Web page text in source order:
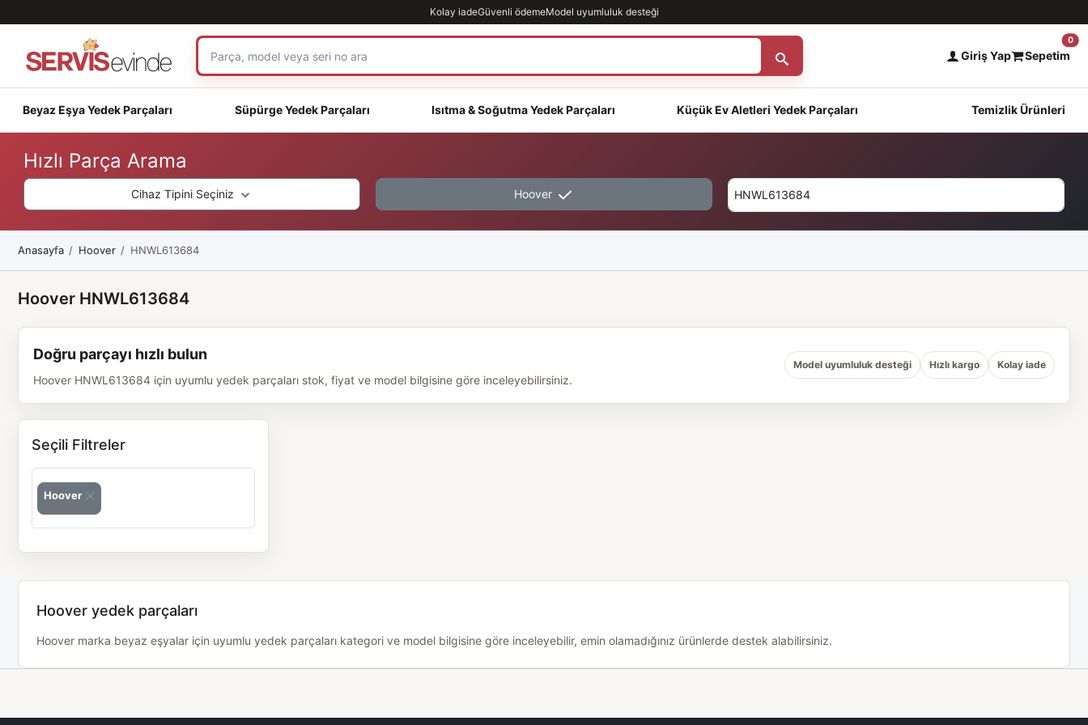
Kolay iadeGüvenli ödemeModel uyumluluk desteği
Giriş Yap Sepetim
0
Beyaz Eşya Yedek Parçaları Süpürge Yedek Parçaları Isıtma & Soğutma Yedek Parçaları Küçük Ev Aletleri Yedek Parçaları Temizlik Ürünleri
Hızlı Parça Arama
Cihaz Tipini Seçiniz Hoover
Anasayfa Hoover HNWL613684
Hoover HNWL613684
Doğru parçayı hızlı bulun
Hoover HNWL613684 için uyumlu yedek parçaları stok, fiyat ve model bilgisine göre inceleyebilirsiniz.
Model uyumluluk desteği Hızlı kargo Kolay iade
Seçili Filtreler
Hoover
Hoover yedek parçaları
Hoover marka beyaz eşyalar için uyumlu yedek parçaları kategori ve model bilgisine göre inceleyebilir, emin olamadığınız ürünlerde destek alabilirsiniz.